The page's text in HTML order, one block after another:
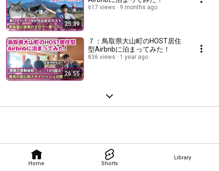
Home Shorts
Library
25:39
617 views 9 months ago
26:55
７：鳥取県大山町のHOST居住
型Airbnbに泊まってみた！
836 views 1 year ago